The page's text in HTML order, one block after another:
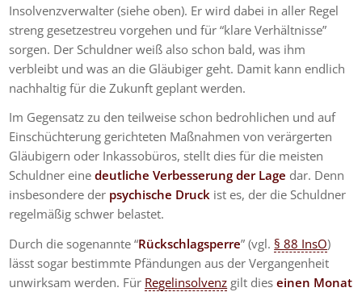
Insolvenzverwalter (siehe oben). Er wird dabei in aller Regel
streng gesetzestreu vorgehen und für “klare Verhältnisse”
sorgen. Der Schuldner weiß also schon bald, was ihm
verbleibt und was an die Gläubiger geht. Damit kann endlich
nachhaltig für die Zukunft geplant werden.
Im Gegensatz zu den teilweise schon bedrohlichen und auf
Einschüchterung gerichteten Maßnahmen von verärgerten
Gläubigern oder Inkassobüros, stellt dies für die meisten
Schuldner einedeutliche Verbesserung der Lage dar. Denn
insbesondere der psychische Druck ist es, der die Schuldner
regelmäßig schwer belastet.
Durch die sogenannte “Rückschlagsperre” (vgl. § 88 InsO)
lässt sogar bestimmte Pfändungen aus der Vergangenheit
unwirksam werden. Für Regelinsolvenz gilt dieseinen Monat